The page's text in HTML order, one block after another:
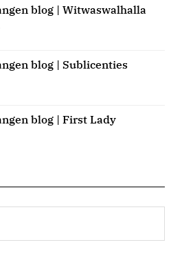
blog | Witwaswalhalla
blog | Sublicenties
blog | First Lady